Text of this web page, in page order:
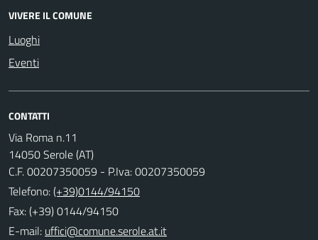
VIVERE IL COMUNE
Luoghi
Eventi
CONTATTI
Via Roma n.11
14050 Serole (AT)
C.F. 00207350059 - P.Iva: 00207350059
Telefono:(+39)0144/94150
Fax: (+39) 0144/94150
E-mail: